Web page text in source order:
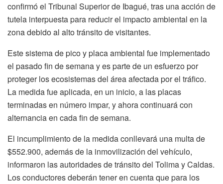
confirmó el Tribunal Superior de Ibagué, tras una acción de
tutela interpuesta para reducir el impacto ambiental en la
zona debido al alto tránsito de visitantes.
Este sistema de pico y placa ambiental fue implementado
el pasado fin de semana y es parte de un esfuerzo por
proteger los ecosistemas del área afectada por el tráfico.
La medida fue aplicada, en un inicio, a las placas
terminadas en número impar, y ahora continuará con
alternancia en cada fin de semana.
El incumplimiento de la medida conllevará una multa de
$552.900, además de la inmovilización del vehículo,
informaron las autoridades de tránsito del Tolima y Caldas.
Los conductores deberán tener en cuenta que para los